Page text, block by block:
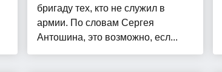
бригаду тех, кто не служил в
армии. По словам Сергея
Антошина, это возможно, есл...